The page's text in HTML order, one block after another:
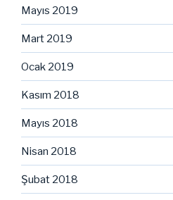
Mayıs 2019
Mart 2019
Ocak 2019
Kasım 2018
Mayıs 2018
Nisan 2018
Şubat 2018